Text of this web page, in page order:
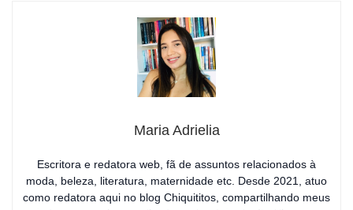
Maria Adrielia
Escritora e redatora web, fã de assuntos relacionados à
moda, beleza, literatura, maternidade etc. Desde 2021, atuo
como redatora aqui no blog Chiquititos, compartilhando meus